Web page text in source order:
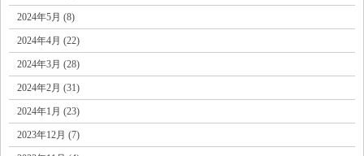
2024年5月 (8)
2024年4月 (22)
2024年3月 (28)
2024年2月 (31)
2024年1月 (23)
2023年12月 (7)